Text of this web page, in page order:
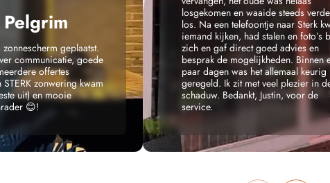
Pelgrim
geplaatst.
communicatie, goede
offertes
zonwering kwam
uit) en mooie
😊!
losgekomen en waaide steeds
los. Na een telefoontje naar Sterk
iemand kijken, had stalen en foto’s
zich en gaf direct goed advies en
besprak de mogelijkheden. Binnen
paar dagen was het allemaal keurig
geregeld. Ik zit met veel plezier in
schaduw. Bedankt, Justin, voor de
service.